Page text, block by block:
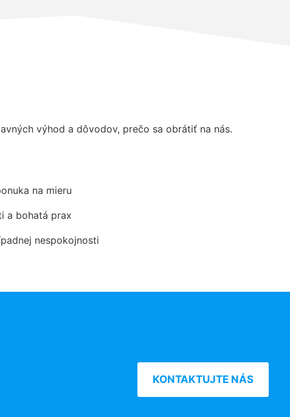
výhod a dôvodov, prečo sa obrátiť na nás.
na mieru
a bohatá prax
nespokojnosti
KONTAKTUJTE NÁS